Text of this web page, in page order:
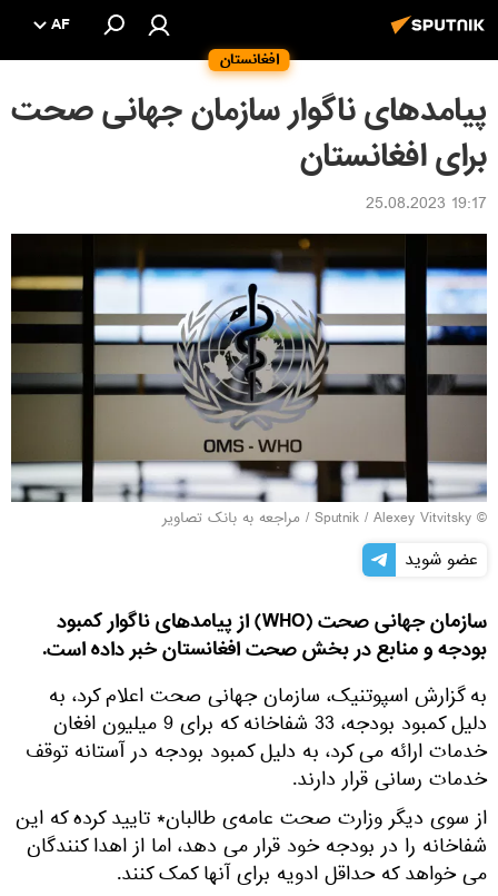
افغانستان
AF
پیامدهای ناگوار سازمان جهانی صحت
برای افغانستان
19:17 25.08.2023
© Sputnik / Alexey Vitvitsky
/ مراجعه به بانک تصاویر
عضو شوید
سازمان جهانی صحت (WHO) از پیامدهای ناگوار کمبود
بودجه و منابع در بخش صحت افغانستان خبر داده است.
به گزارش اسپوتنیک، سازمان جهانی صحت اعلام کرد، به
دلیل کمبود بودجه، 33 شفاخانه که برای 9 میلیون افغان
خدمات ارائه می کرد، به دلیل کمبود بودجه در آستانه توقف
خدمات رسانی قرار دارند.
از سوی دیگر وزارت صحت عامه‌ی طالبان* تایید کرده که این
شفاخانه را در بودجه خود قرار می دهد، اما از اهدا کنندگان
می خواهد که حداقل ادویه برای آنها کمک کنند.